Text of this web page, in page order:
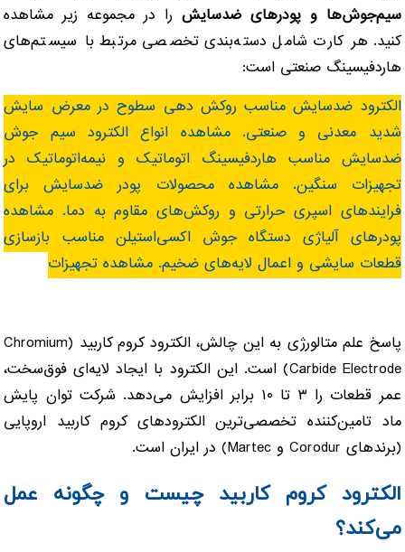
سیم‌جوش‌ها و پودرهای ضدسایش را در مجموعه زیر مشاهده
کنید. هر کارت شامل دسته‌بندی تخصصی مرتبط با سیستم‌های
هاردفیسینگ صنعتی است:
الکترود ضدسایش مناسب روکش‌ دهی سطوح در معرض سایش
شدید معدنی و صنعتی. مشاهده انواع الکترود سیم جوش
ضدسایش مناسب هاردفیسینگ اتوماتیک و نیمه‌اتوماتیک در
تجهیزات سنگین.
مشاهده محصولات پودر ضدسایش برای
فرایندهای اسپری حرارتی و روکش‌های مقاوم به دما. مشاهده
پودرهای آلیاژی دستگاه جوش اکسی‌استیلن مناسب بازسازی
قطعات سایشی و اعمال لایه‌های ضخیم. مشاهده تجهیزات
پاسخ علم متالورژی به این چالش، الکترود کروم کاربید (Chromium
Carbide Electrode) است. این الکترود با ایجاد لایه‌ای فوق‌سخت،
عمر قطعات را ۳ تا ۱۰ برابر افزایش می‌دهد. شرکت توان پایش
ماد تامین‌کننده تخصصی‌ترین الکترودهای کروم کاربید اروپایی
(برندهای Corodur و Martec) در ایران است.
الکترود کروم کاربید چیست و چگونه عمل
می‌کند؟